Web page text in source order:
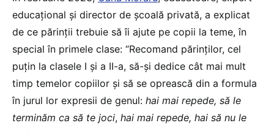
educațional și director de școală privată, a explicat
de ce părinții trebuie să îi ajute pe copii la teme, în
special în primele clase: “Recomand părinților, cel
puțin la clasele I și a II-a, să-și dedice cât mai mult
timp temelor copiilor și să se oprească din a formula
în jurul lor expresii de genul: hai mai repede, să le
terminăm ca să te joci, hai mai repede, hai să nu le